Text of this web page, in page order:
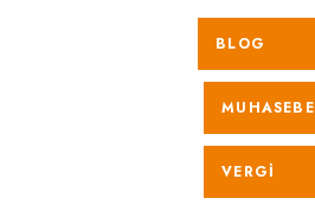
BLOG
MUHASEBE
VERGI